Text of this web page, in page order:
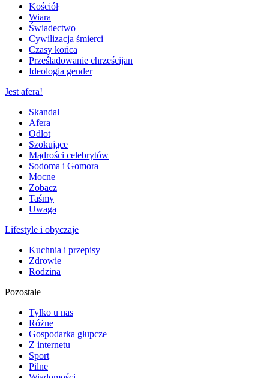
Kościół
Wiara
Świadectwo
Cywilizacja śmierci
Czasy końca
Prześladowanie chrześcijan
Ideologia gender
Jest afera!
Skandal
Afera
Odlot
Szokujące
Mądrości celebrytów
Sodoma i Gomora
Mocne
Zobacz
Taśmy
Uwaga
Lifestyle i obyczaje
Kuchnia i przepisy
Zdrowie
Rodzina
Pozostałe
Tylko u nas
Różne
Gospodarka głupcze
Z internetu
Sport
Pilne